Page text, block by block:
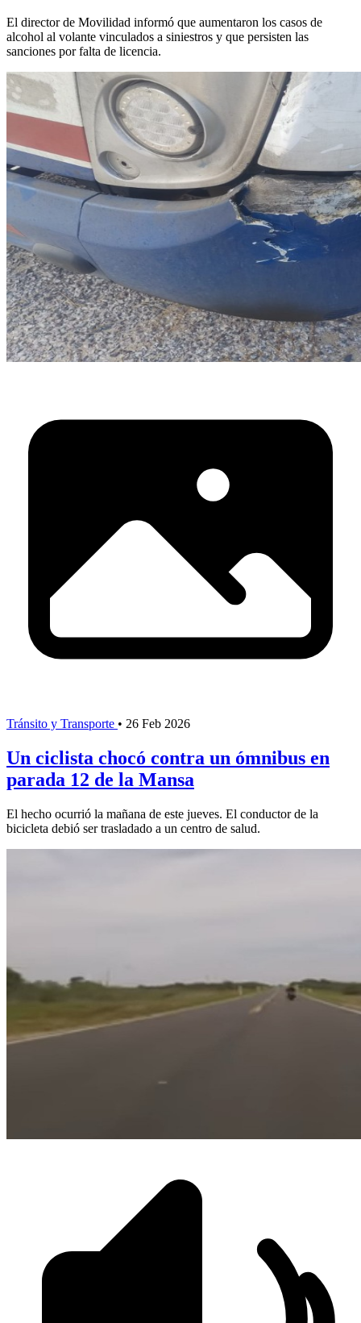
El director de Movilidad informó que aumentaron los casos de
alcohol al volante vinculados a siniestros y que persisten las
sanciones por falta de licencia.
Tránsito y Transporte • 26 Feb 2026
Un ciclista chocó contra un ómnibus en
parada 12 de la Mansa
El hecho ocurrió la mañana de este jueves. El conductor de la
bicicleta debió ser trasladado a un centro de salud.